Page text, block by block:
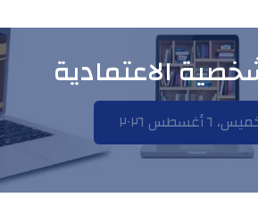
الاعتمادية
٦ أغسطس ٢٠٢٦
الاعتمادية